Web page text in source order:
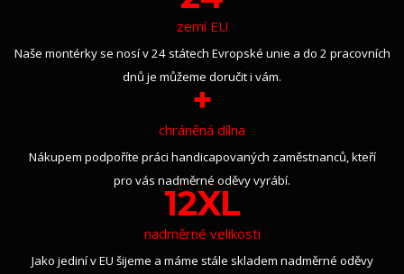
zemí EU
Naše montérky se nosí v 24 státech Evropské unie a do 2 pracovních
dnů je můžeme doručit i vám.
+
chráněná dílna
Nákupem podpoříte práci handicapovaných zaměstnanců, kteří
pro vás nadměrné oděvy vyrábí.
12XL
nadměrné velikosti
Jako jediní v EU šijeme a máme stále skladem nadměrné oděvy